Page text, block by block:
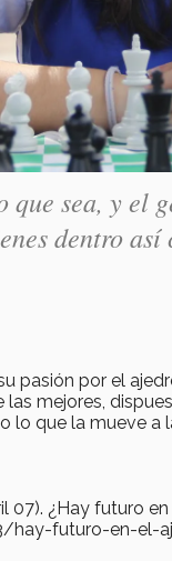
sea, y el
dentro
pasión por el
mejores,
lo que la mueve
07). ¿Hay futuro
futuro-en-el-